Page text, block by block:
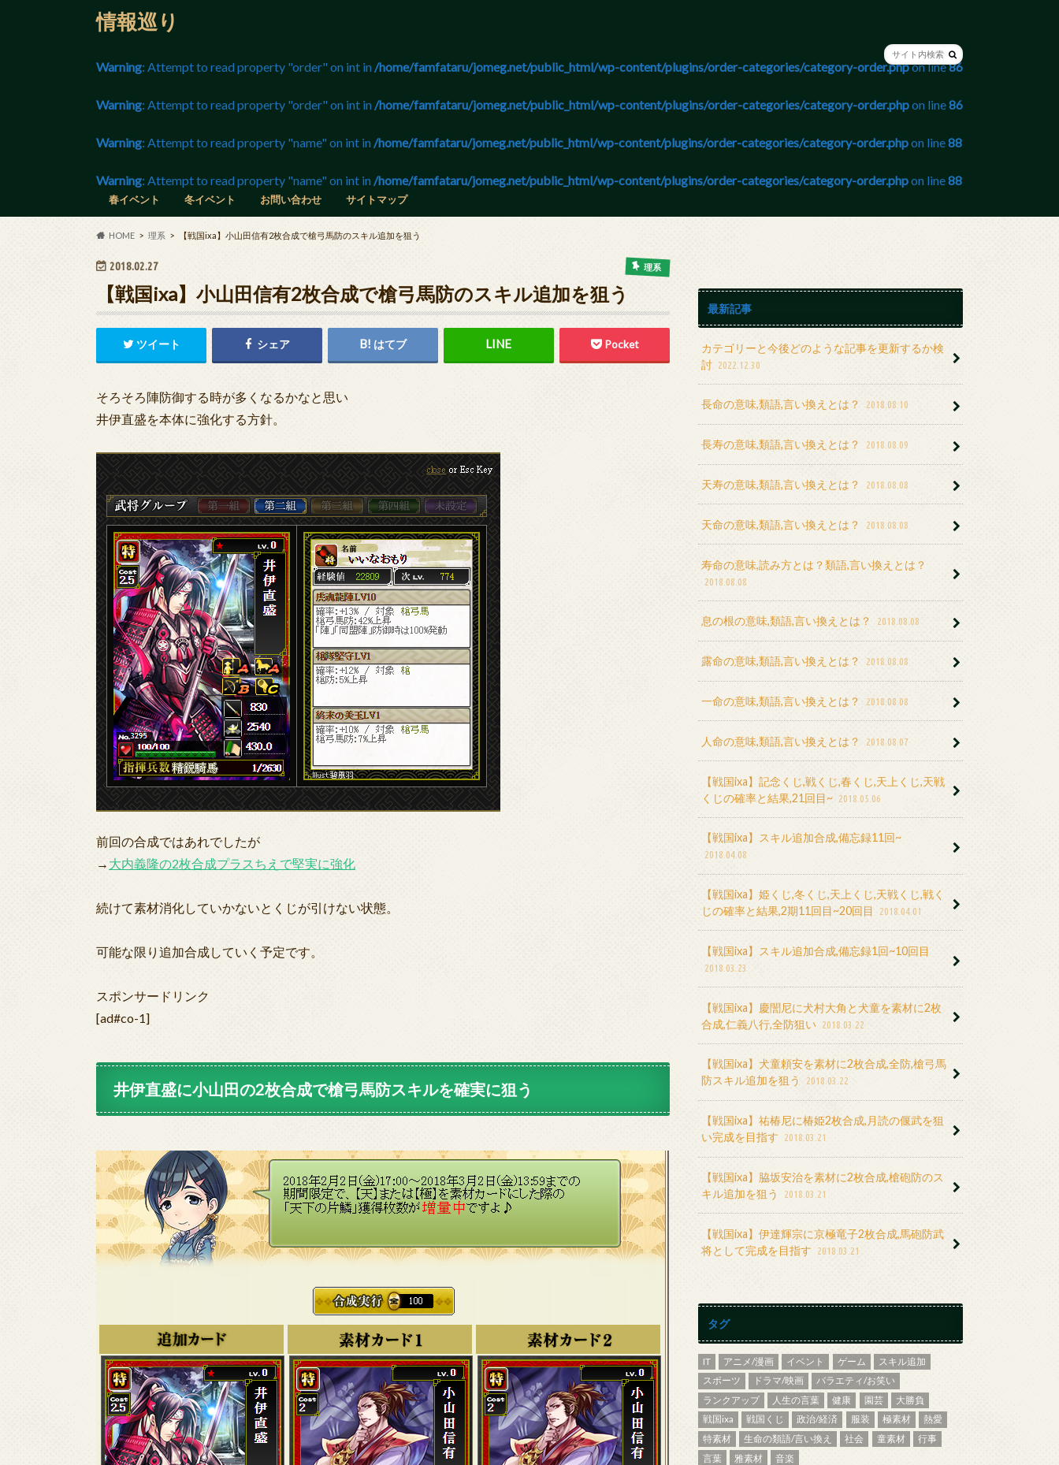
情報巡り
Warning: Attempt to read property "order" on int in /home/famfataru/jomeg.net/public_html/wp-content/plugins/order-categories/category-order.phpon line86
Warning: Attempt to read property "order" on int in /home/famfataru/jomeg.net/public_html/wp-content/plugins/order-categories/category-order.phpon line86
Warning: Attempt to read property "name" on int in /home/famfataru/jomeg.net/public_html/wp-content/plugins/order-categories/category-order.phpon line88
Warning: Attempt to read property "name" on int in /home/famfataru/jomeg.net/public_html/wp-content/plugins/order-categories/category-order.phpon line88
春イベント 冬イベント お問い合わせ サイトマップ
HOME 理系 【戦国ixa】小山田信有2枚合成で槍弓馬防のスキル追加を狙う
2018.02.27 理系
【戦国ixa】小山田信有2枚合成で槍弓馬防のスキル追加を狙う
ツイート シェア はてブ Pocket
そろそろ陣防御する時が多くなるかなと思い
井伊直盛を本体に強化する方針。
前回の合成ではあれでしたが
→ 大内義隆の2枚合成プラスちえで堅実に強化
続けて素材消化していかないとくじが引けない状態。
可能な限り追加合成していく予定です。
スポンサードリンク
[ad#co-1]
井伊直盛に小山田の2枚合成で槍弓馬防スキルを確実に狙う
最新記事
カテゴリーと今後どのような記事を更新するか検
討 2022.12.30
長命の意味,類語,言い換えとは？ 2018.08.10
長寿の意味,類語,言い換えとは？ 2018.08.09
天寿の意味,類語,言い換えとは？ 2018.08.08
天命の意味,類語,言い換えとは？ 2018.08.08
寿命の意味,読み方とは？類語,言い換えとは？
2018.08.08
息の根の意味,類語,言い換えとは？ 2018.08.08
露命の意味,類語,言い換えとは？ 2018.08.08
一命の意味,類語,言い換えとは？ 2018.08.08
人命の意味,類語,言い換えとは？ 2018.08.07
【戦国ixa】記念くじ,戦くじ,春くじ,天上くじ,天戦
くじの確率と結果,21回目~ 2018.05.06
【戦国ixa】スキル追加合成,備忘録11回~
2018.04.08
【戦国ixa】姫くじ,冬くじ,天上くじ,天戦くじ,戦く
じの確率と結果,2期11回目~20回目
2018.04.01
【戦国ixa】スキル追加合成,備忘録1回~10回目
2018.03.23
【戦国ixa】慶誾尼に犬村大角と犬童を素材に2枚
合成,仁義八行,全防狙い 2018.03.22
【戦国ixa】犬童頼安を素材に2枚合成,全防,槍弓馬
防スキル追加を狙う
2018.03.22
【戦国ixa】祐椿尼に椿姫2枚合成,月読の偃武を狙
い完成を目指す
2018.03.21
【戦国ixa】脇坂安治を素材に2枚合成,槍砲防のス
キル追加を狙う
2018.03.21
【戦国ixa】伊達輝宗に京極竜子2枚合成,馬砲防武
将として完成を目指す
2018.03.21
タグ
IT アニメ/漫画 イベント ゲーム
スキル追加
スポーツ
ドラマ/映画
バラエティ/お笑い
ランクアップ
人生の言葉 健康 園芸
大勝負
戦国ixa
戦国くじ 政治/経済 服装 極素材
熱愛
特素材
生命の類語/言い換え 社会 童素材
行事
言葉
雅素材 音楽